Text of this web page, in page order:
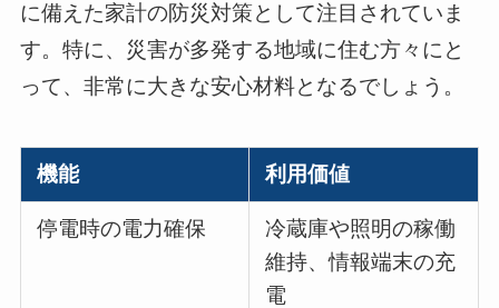
に備えた家計の防災対策として注目されていま
す。特に、災害が多発する地域に住む方々にと
って、非常に大きな安心材料となるでしょう。
機能 利用価値
停電時の電力確保
冷蔵庫や照明の稼働
維持、情報端末の充
電